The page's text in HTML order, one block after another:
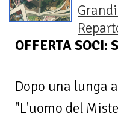
OFFERTA SOCI:
Dopo una lunga
"L'uomo del